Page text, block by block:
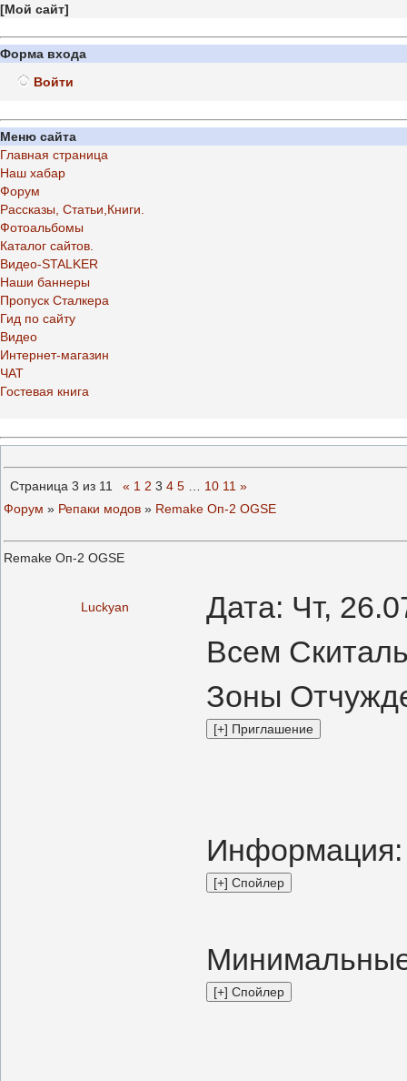
[Мой сайт]
Форма входа
Войти
Меню сайта
Главная страница
Наш хабар
Форум
Рассказы, Статьи,Книги.
Фотоальбомы
Каталог сайтов.
Видео-STALKER
Наши баннеры
Пропуск Сталкера
Гид по сайту
Видео
Интернет-магазин
ЧАТ
Гостевая книга
Страница 3 из 11 « 1 2 3 4 5 10 11 »
Форум » Репаки модов » Remake Оп-2 OGSE
Remake Оп-2 OGSE
Luckyan Дата: Чт,
Всем
Зоны
Информация: